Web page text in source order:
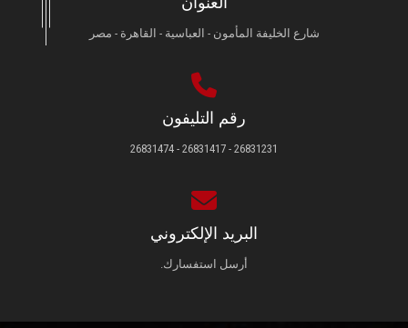
شارع الخليفة المأمون - العباسية - القاهرة - مصر
رقم التليفون
26831231 - 26831417 - 26831474
البريد الإلكتروني
أرسل استفسارك.